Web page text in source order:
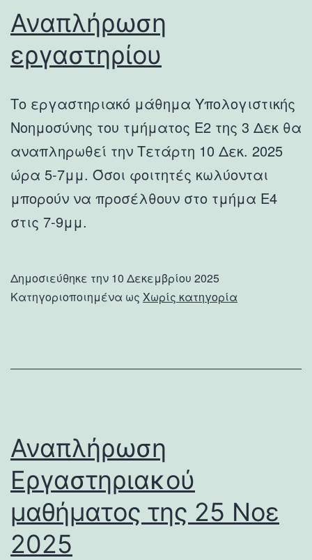
Αναπλήρωση
εργαστηρίου
Το εργαστηριακό μάθημα Υπολογιστικής
Νοημοσύνης του τμήματος Ε2 της 3 Δεκ θα
αναπληρωθεί την Τετάρτη 10 Δεκ. 2025
ώρα 5-7μμ. Όσοι φοιτητές κωλύονται
μπορούν να προσέλθουν στο τμήμα Ε4
στις 7-9μμ.
Δημοσιεύθηκε την 10 Δεκεμβρίου 2025
Κατηγοριοποιημένα ως Χωρίς κατηγορία
Αναπλήρωση
Εργαστηριακού
μαθήματος της 25 Νοε
2025